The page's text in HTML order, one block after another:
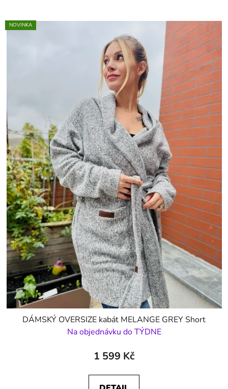
NOVINKA
DÁMSKÝ OVERSIZE kabát MELANGE GREY Short
Na objednávku do TÝDNE
1 599 Kč